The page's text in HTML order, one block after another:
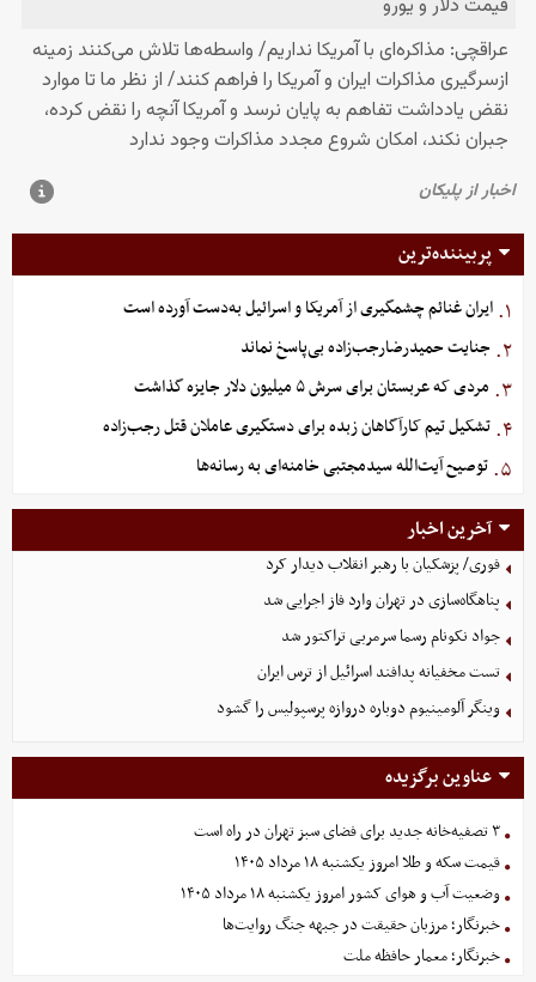
پربیننده‌ترین
۱. ایران غنائم چشمگیری از آمریکا و اسرائیل به‌دست آورده است
۲. جنایت حمیدرضارجب‌زاده بی‌پاسخ نماند
۳. مردی که عربستان برای سرش ۵ میلیون دلار جایزه گذاشت
۴. تشکیل تیم کارآگاهان زبده برای دستگیری عاملان قتل رجب‌زاده
۵. توصیح آیت‌الله سیدمجتبی خامنه‌ای به رسانه‌ها
آخرین اخبار
فوری/ پزشکیان با رهبر انقلاب دیدار کرد
پناهگاه‌سازی در تهران وارد فاز اجرایی شد
جواد نکونام رسما سرمربی تراکتور شد
تست مخفیانه پدافند اسرائیل از ترس ایران
وینگر آلومینیوم دوباره دروازه پرسپولیس را گشود
عناوین برگزیده
۳ تصفیه‌خانه جدید برای فضای سبز تهران در راه است
قیمت سکه و طلا امروز یکشنبه ۱۸ مرداد ۱۴۰۵
وضعیت آب و هوای کشور امروز یکشنبه ۱۸ مرداد ۱۴۰۵
خبرنگار؛ مرزبان حقیقت در جبهه جنگ روایت‌ها
خبرنگار؛ معمار حافظه ملت